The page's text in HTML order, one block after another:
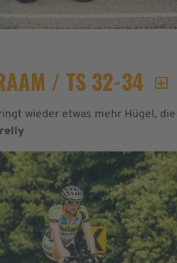
/ TS 32-34
wieder etwas mehr Hügel,